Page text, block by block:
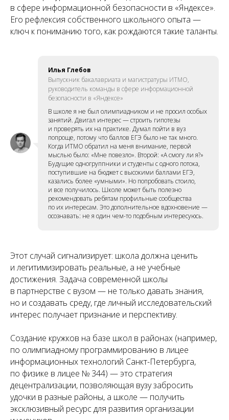
в сфере информационной безопасности в «Яндексе».
Его рефлексия собственного школьного опыта —
ключ к пониманию того, как рождаются такие таланты.
Илья Глебов
Выпускник бакалавриата и магистратуры ИТМО,
руководитель команды в сфере информационной
безопасности в «Яндексе»
В школе я не был олимпиадником и не просил особых
занятий. Двигал интерес — строить гипотезы
и проверять их на практике. Думал пойти в вуз
попроще, потому что баллов ЕГЭ было не так много.
Когда ИТМО обратил на меня внимание, первой
мыслью было: «Мне повезло». Второй: «А смогу ли я?»
Будущие одногруппники и студенты с одного потока,
поступившие на бюджет с высокими баллами ЕГЭ,
казались более «умными». Но попробовать стоило,
и все получилось. Школе может быть полезно
рекомендовать ребятам профильные сообщества
по их интересам. Это дополнительное вдохновение —
осознавать: не я один чем-то подобным интересуюсь.
Этот случай сигнализирует: школа должна ценить
и легитимизировать реальные, а не учебные
достижения. Задача современной школы
в партнерстве с вузом — не только давать знания,
но и создавать среду, где личный исследовательский
интерес получает признание и перспективу.
Создание кружков на базе школ в районах (например,
по олимпиадному программированию в лицее
информационных технологий Санкт-Петербурга,
по физике в лицее № 344) — это стратегия
децентрализации, позволяющая вузу забросить
удочки в разные районы, а школе — получить
эксклюзивный ресурс для развития организации